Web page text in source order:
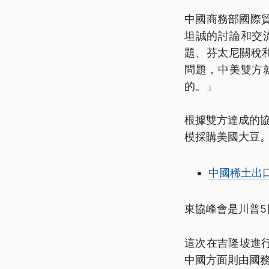
中國商務部國際
坦誠的討論和交
題、芬太尼關稅
問題，中美雙方
的。」
根據雙方達成的
模採購美國大豆
中國稀土出
東協峰會是川普
這次在吉隆坡進
中國方面則由國